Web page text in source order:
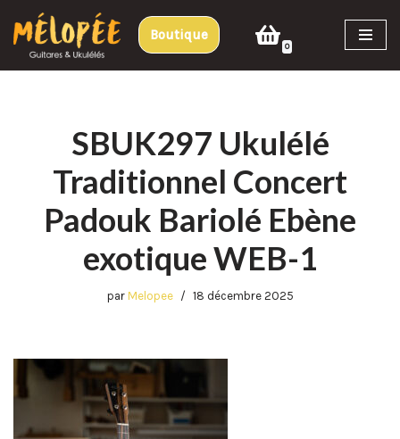
Aller
au
Boutique
0
SBUK297 Ukulélé
Traditionnel Concert
Padouk Bariolé Ebène
exotique WEB-1
par Melopee 18 décembre 2025